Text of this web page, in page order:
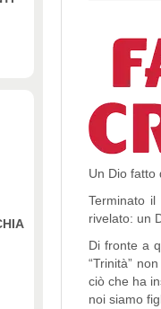
Un Dio fatto
Terminato
rivelato: un
Di fronte a
“Trinità”
ciò che ha
noi siamo